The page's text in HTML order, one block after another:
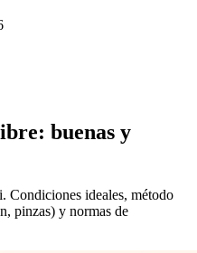
buenas y
Condiciones ideales, método
pinzas) y normas de